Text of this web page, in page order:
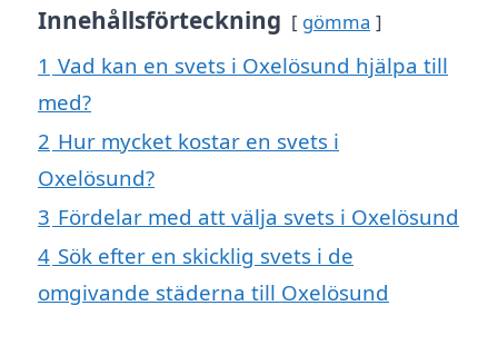
Innehållsförteckning gömma
1 Vad kan en svets i Oxelösund hjälpa till
med?
2 Hur mycket kostar en svets i
Oxelösund?
3 Fördelar med att välja svets i Oxelösund
4 Sök efter en skicklig svets i de
omgivande städerna till Oxelösund